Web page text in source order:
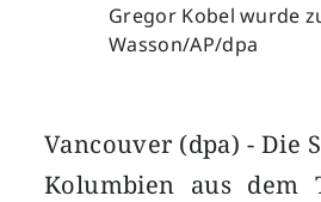
Gregor Kobel wurde
Wasson/AP/dpa
Vancouver (dpa) - Die
Kolumbien aus dem